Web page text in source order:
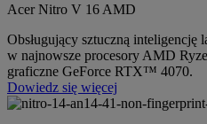
Acer Nitro V 16 AMD
Obsługujący sztuczną
w najnowsze procesory AMD
graficzne GeForce RTX™ 4070.
Dowiedz się więcej